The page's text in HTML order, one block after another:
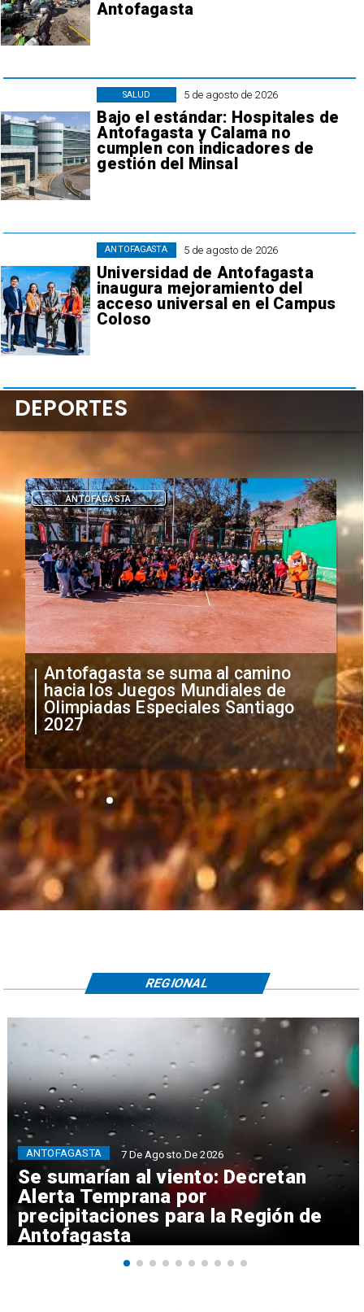
Antofagasta
5 de agosto de 2026
Bajo el estándar: Hospitales de
Antofagasta y Calama no
cumplen con indicadores de
gestión del Minsal
SALUD
5 de agosto de 2026
Universidad de Antofagasta
inaugura mejoramiento del
acceso universal en el Campus
Coloso
ANTOFAGASTA
"Falta de profesionalismo": Sifup
anuncia medidas por situación
irregular de futbolistas
extranjeros
DEPORTES
DEPORTES
Se sumarían al viento: Decretan
Alerta Temprana por
precipitaciones para la Región de
Antofagasta
ANTOFAGASTA 7 De Agosto De 2026
REGIONAL